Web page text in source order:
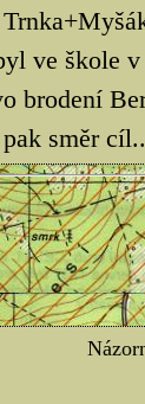
ve škole
brodení
směr